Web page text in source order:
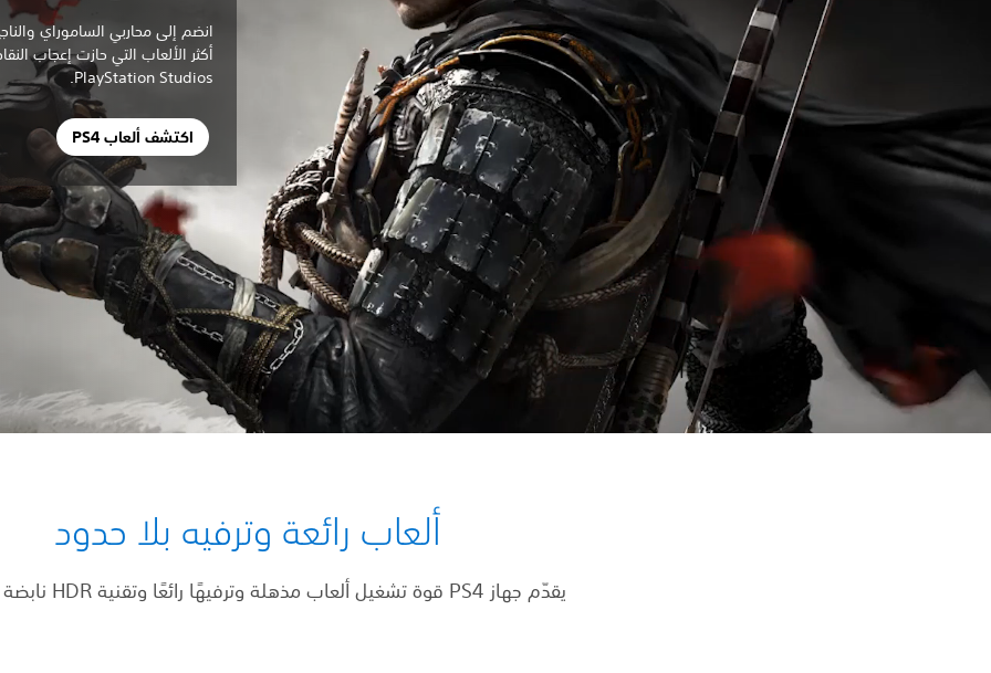
انضم إلى محاربي الساموراي
أكثر الألعاب التي حازت إعجاب
PlayStation Studios.
اكتشف ألعاب PS4
ألعاب رائعة وترفيه بلا حدود
يقدّم جهاز PS4 قوة تشغيل ألعاب مذهلة وترفيهًا رائعًا وتقنية HDR نابضة بالحيوية